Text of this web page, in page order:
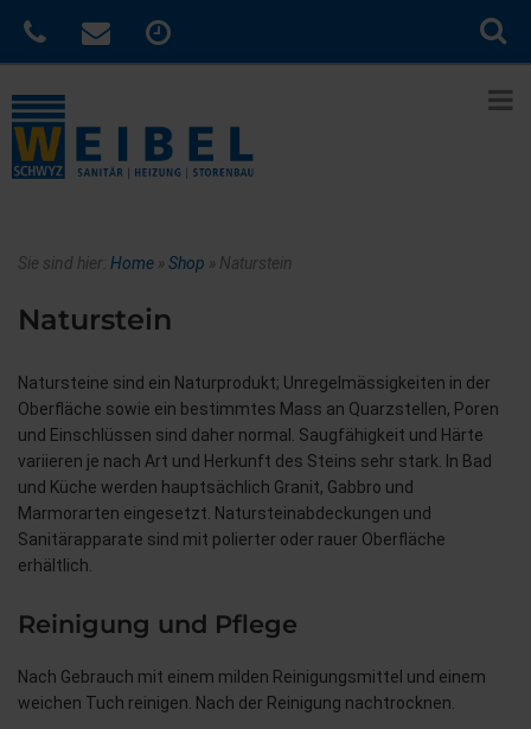
Sie sind hier: Home » Shop » Naturstein
Naturstein
Natursteine sind ein Naturprodukt; Unregelmässigkeiten in der
Oberfläche sowie ein bestimmtes Mass an Quarzstellen, Poren
und Einschlüssen sind daher normal. Saugfähigkeit und Härte
variieren je nach Art und Herkunft des Steins sehr stark. In Bad
und Küche werden hauptsächlich Granit, Gabbro und
Marmorarten eingesetzt. Natursteinabdeckungen und
Sanitärapparate sind mit polierter oder rauer Oberfläche
erhältlich.
Reinigung und Pflege
Nach Gebrauch mit einem milden Reinigungsmittel und einem
weichen Tuch reinigen. Nach der Reinigung nachtrocknen.